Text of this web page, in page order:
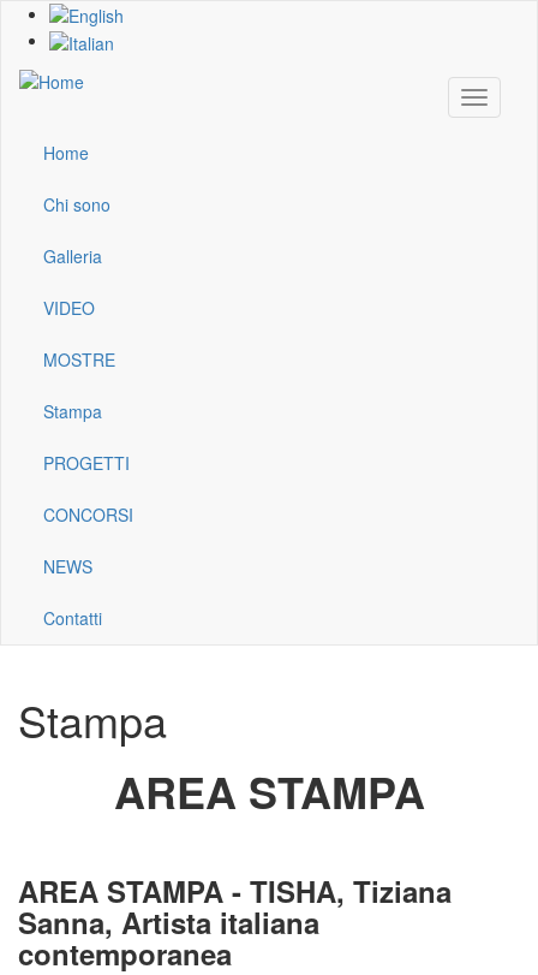
Skip
content
Toggle
Main
navigation
Home
Chi sono
Galleria
VIDEO
MOSTRE
Stampa
PROGETTI
CONCORSI
NEWS
Contatti
Stampa
AREA STAMPA
AREA STAMPA - TISHA, Tiziana
Sanna, Artista italiana
contemporanea